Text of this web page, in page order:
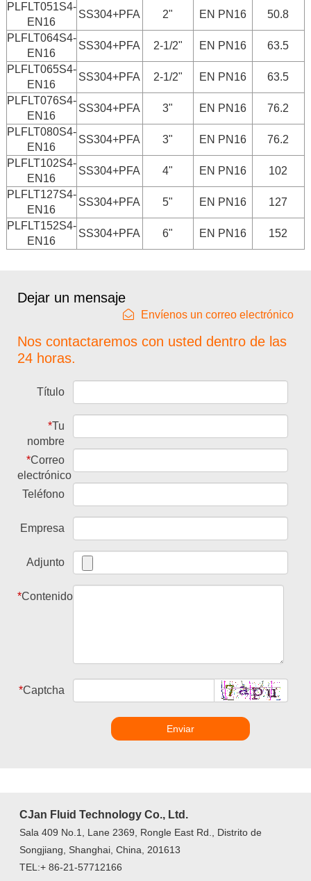
PLFLT051S4-
EN16
SS304+PFA 2" EN PN16
50.8
PLFLT064S4-
EN16
SS304+PFA 2-1/2" EN PN16
63.5
PLFLT065S4-
EN16
SS304+PFA 2-1/2" EN PN16
63.5
PLFLT076S4-
EN16
SS304+PFA 3" EN PN16
76.2
PLFLT080S4-
EN16
SS304+PFA 3" EN PN16
76.2
PLFLT102S4-
EN16
SS304+PFA 4" EN PN16
102
PLFLT127S4-
EN16
SS304+PFA 5" EN PN16
127
PLFLT152S4-
EN16
SS304+PFA 6" EN PN16 152
Dejar un mensaje
Envíenos un correo electrónico
Nos contactaremos con usted dentro de las
24 horas.
Título
*Tu
nombre
*Correo
electrónico
Teléfono
Empresa
Adjunto
*Contenido
*Captcha
Enviar
CJan Fluid Technology Co., Ltd.
Sala 409 No.1, Lane 2369, Rongle East Rd., Distrito de
Songjiang, Shanghai, China, 201613
TEL:+ 86-21-57712166